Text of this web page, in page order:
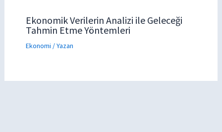
Ekonomik Verilerin Analizi ile Geleceği
Tahmin Etme Yöntemleri
Ekonomi / Yazan